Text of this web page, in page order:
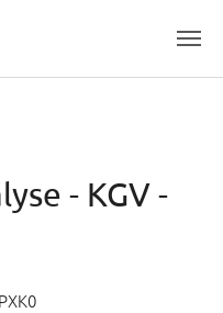
- KGV -